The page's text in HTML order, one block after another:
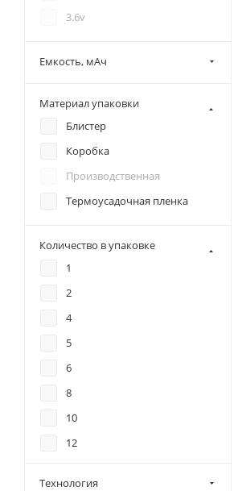
3.6v
Емкость, мАч
Материал упаковки
Блистер
Коробка
Производственная
Термоусадочная пленка
Количество в упаковке
1
2
4
5
6
8
10
12
Технология